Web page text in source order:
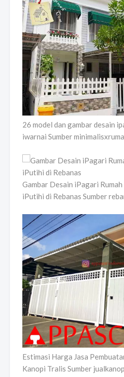
26 model dan gambar desain
iwarnai Sumber
Gambar Desain iPagari
iPutihi di Rebanas Sumber
Estimasi Harga Jasa
Kanopi Tralis Sumber